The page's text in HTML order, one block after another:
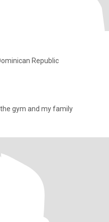
Republic
and drama free. Love the gym and my family